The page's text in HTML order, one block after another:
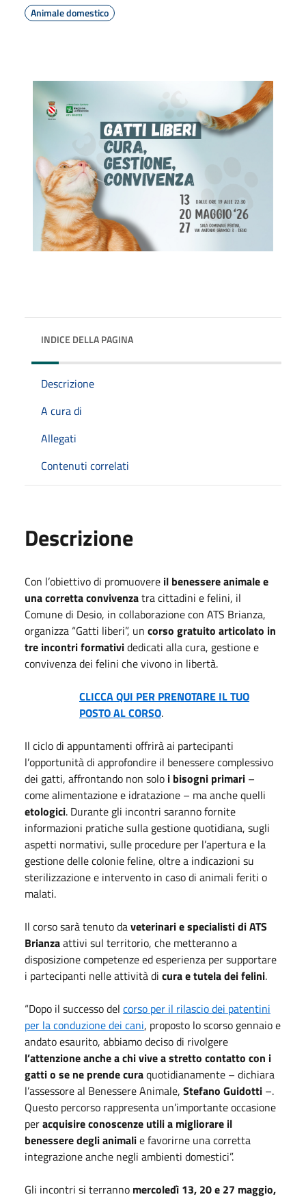
Animale domestico
INDICE DELLA PAGINA
Descrizione
A cura di
Allegati
Contenuti correlati
Descrizione
Con l’obiettivo di promuovere il benessere animale e
una corretta convivenzatra cittadini e felini, il
Comune di Desio, in collaborazione con ATS Brianza,
organizza “Gatti liberi”, un corso gratuito articolato in
tre incontri formatividedicati alla cura, gestione e
convivenza dei felini che vivono in libertà.
CLICCA QUI PER PRENOTARE IL TUO
POSTO AL CORSO.
Il ciclo di appuntamenti offrirà ai partecipanti
l’opportunità di approfondire il benessere complessivo
dei gatti, affrontando non solo i bisogni primari –
come alimentazione e idratazione – ma anche quelli
etologici. Durante gli incontri saranno fornite
informazioni pratiche sulla gestione quotidiana, sugli
aspetti normativi, sulle procedure per l’apertura e la
gestione delle colonie feline, oltre a indicazioni su
sterilizzazione e intervento in caso di animali feriti o
malati.
Il corso sarà tenuto daveterinari e specialisti di ATS
Brianzaattivi sul territorio, che metteranno a
disposizione competenze ed esperienza per supportare
i partecipanti nelle attività di cura e tutela dei felini.
“Dopo il successo del corso per il rilascio dei patentini
per la conduzione dei cani, proposto lo scorso gennaio e
andato esaurito, abbiamo deciso di rivolgere
l’attenzione anche a chi vive a stretto contatto con i
gatti o se ne prende curaquotidianamente – dichiara
l’assessore al Benessere Animale, Stefano Guidotti –.
Questo percorso rappresenta un’importante occasione
peracquisire conoscenze utili a migliorare il
benessere degli animalie favorirne una corretta
integrazione anche negli ambienti domestici”.
Gli incontri si terranno mercoledì 13, 20 e 27 maggio,